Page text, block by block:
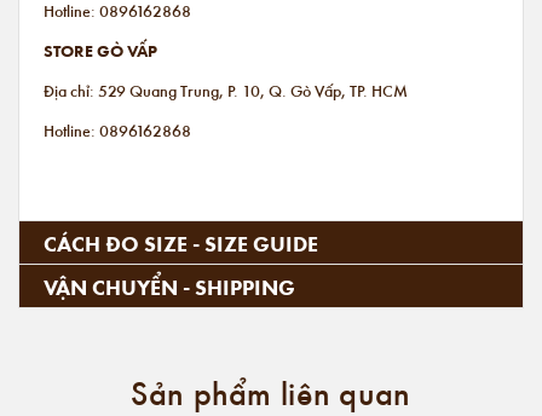
Hotline: 0896162868
STORE GÒ VẤP
Địa chỉ: 529 Quang Trung, P. 10, Q. Gò Vấp, TP. HCM
Hotline: 0896162868
CÁCH ĐO SIZE - SIZE GUIDE
VẬN CHUYỂN - SHIPPING
Sản phẩm liên quan